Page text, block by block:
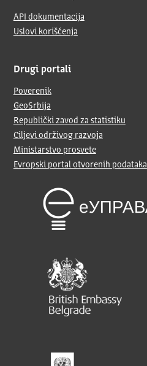
API dokumentacija
Uslovi korišćenja
Drugi portali
Poverenik
GeoSrbija
Republički zavod za statistiku
Ciljevi održivog razvoja
Ministarstvo prosvete
Evropski portal otvorenih podataka